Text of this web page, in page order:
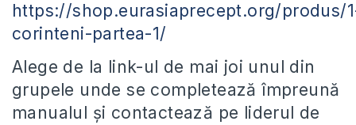
https://shop.eurasiaprecept.org/produs/
corinteni-partea-1/
Alege de la link-ul de mai joi unul din
grupele unde se completează împreună
manualul și contactează pe liderul de